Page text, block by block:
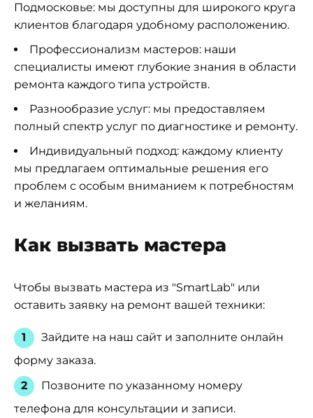
Подмосковье: мы доступны для широкого круга
клиентов благодаря удобному расположению.
Профессионализм мастеров: наши
специалисты имеют глубокие знания в области
ремонта каждого типа устройств.
Разнообразие услуг: мы предоставляем
полный спектр услуг по диагностике и ремонту.
Индивидуальный подход: каждому клиенту
мы предлагаем оптимальные решения его
проблем с особым вниманием к потребностям
и желаниям.
Как вызвать мастера
Чтобы вызвать мастера из "SmartLab" или
оставить заявку на ремонт вашей техники:
Зайдите на наш сайт и заполните онлайн
форму заказа.
Позвоните по указанному номеру
телефона для консультации и записи.